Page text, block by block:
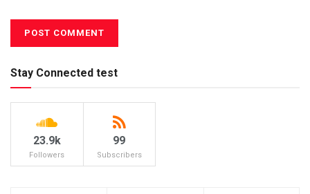
Stay Connected test
23.9k
Followers
99
Subscribers